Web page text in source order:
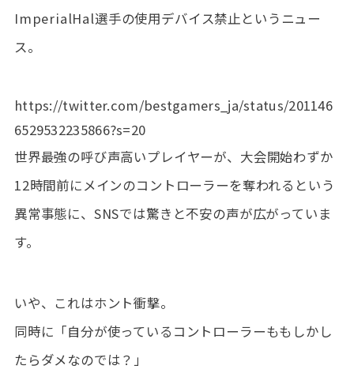
ImperialHal選手の使用デバイス禁止というニュー
ス。
https://twitter.com/bestgamers_ja/status/201146
6529532235866?s=20
世界最強の呼び声高いプレイヤーが、大会開始わずか
12時間前にメインのコントローラーを奪われるという
異常事態に、SNSでは驚きと不安の声が広がっていま
す。
いや、これはホント衝撃。
同時に「自分が使っているコントローラーももしかし
たらダメなのでは？」